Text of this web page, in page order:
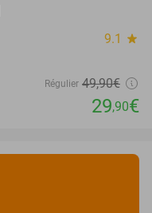
9.1 star
Régulier 49,90€
29,90€